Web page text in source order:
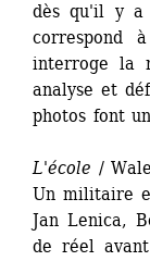
dès qu'il y a
correspond
interroge la
analyse et
photos font
L'école /
Un militaire
Jan Lenica,
de réel